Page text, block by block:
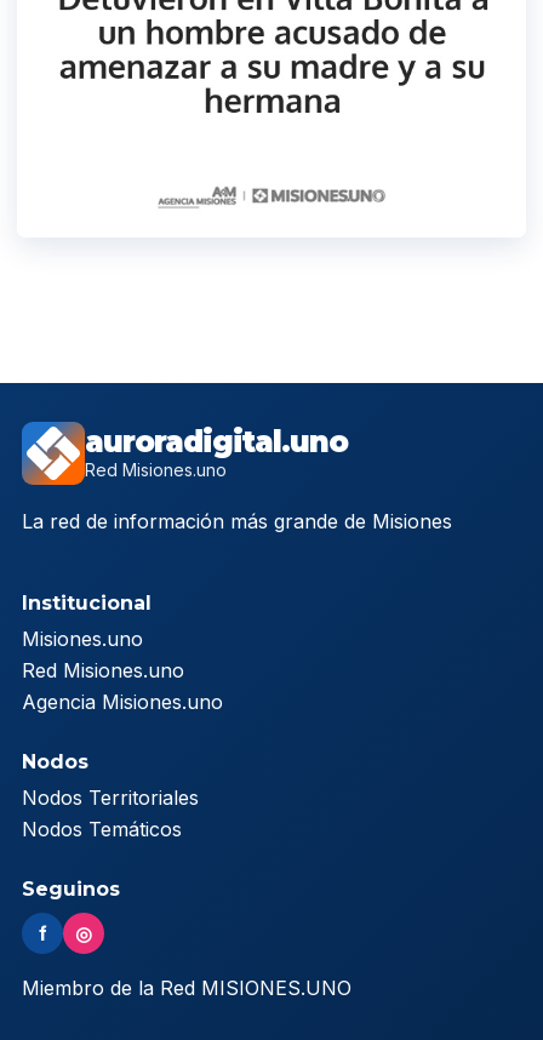
auroradigital.uno
Red Misiones.uno
La red de información más grande de Misiones
Institucional
Misiones.uno
Red Misiones.uno
Agencia Misiones.uno
Nodos
Nodos Territoriales
Nodos Temáticos
Seguinos
f ◎
Miembro de la Red MISIONES.UNO